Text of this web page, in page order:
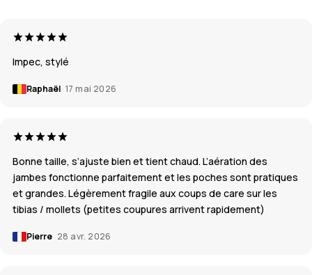
Impec, stylé
Raphaël 17 mai 2026
Bonne taille, s’ajuste bien et tient chaud. L’aération des
jambes fonctionne parfaitement et les poches sont pratiques
et grandes. Légèrement fragile aux coups de care sur les
tibias / mollets (petites coupures arrivent rapidement)
Pierre 28 avr. 2026